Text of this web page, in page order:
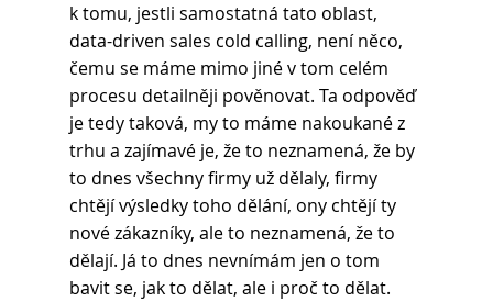
k tomu, jestli samostatná tato oblast,
data-driven sales cold calling, není něco,
čemu se máme mimo jiné v tom celém
procesu detailněji pověnovat. Ta odpověď
je tedy taková, my to máme nakoukané z
trhu a zajímavé je, že to neznamená, že by
to dnes všechny firmy už dělaly, firmy
chtějí výsledky toho dělání, ony chtějí ty
nové zákazníky, ale to neznamená, že to
dělají. Já to dnes nevnímám jen o tom
bavit se, jak to dělat, ale i proč to dělat.